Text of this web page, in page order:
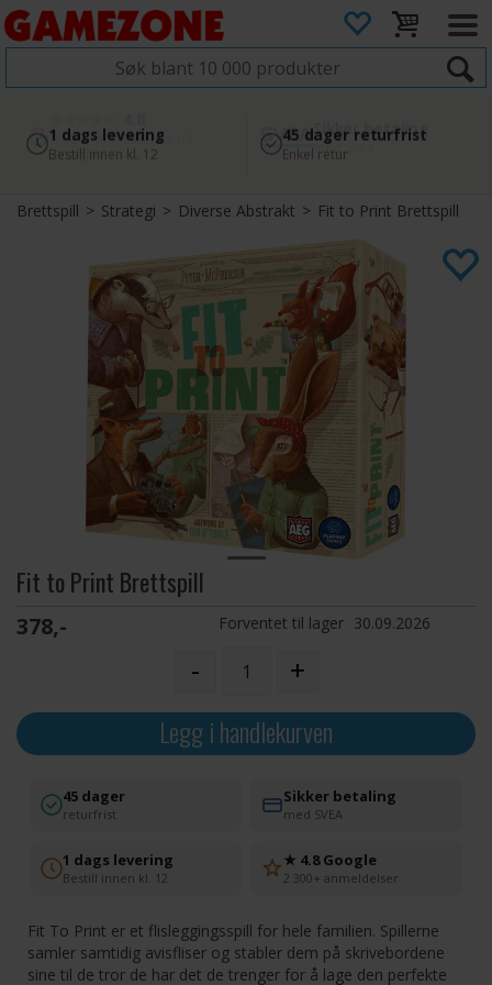
4.8
2 300+ anmeldelser på
Google
Sikker betaling
med Svea
1 dags levering
Bestill innen kl. 12
45 dager returfrist
Enkel retur
Brettspill>Strategi> Diverse Abstrakt> Fit to Print Brettspill
Fit to Print Brettspill
378,- Forventet til lager 30.09.2026
- +
Legg i handlekurven
45 dager
returfrist
Sikker betaling
med SVEA
1 dags levering
Bestill innen kl. 12
★ 4.8 Google
2 300+ anmeldelser
Fit To Print er et flisleggingsspill for hele familien. Spillerne
samler samtidig avisfliser og stabler dem på skrivebordene
sine til de tror de har det de trenger for å lage den perfekte